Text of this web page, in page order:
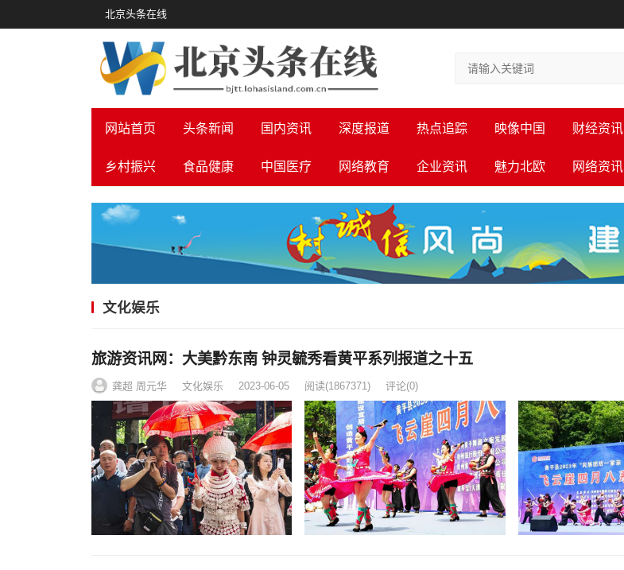
北京头条在线
网站首页 头条新闻 国内资讯 深度报道 热点追踪 映像中国 财经资讯
乡村振兴 食品健康 中国医疗 网络教育 企业资讯 魅力北欧 网络资讯
文化娱乐
旅游资讯网：大美黔东南 钟灵毓秀看黄平系列报道之十五
龚超 周元华 文化娱乐 2023-06-05 阅读(1867371) 评论(0)